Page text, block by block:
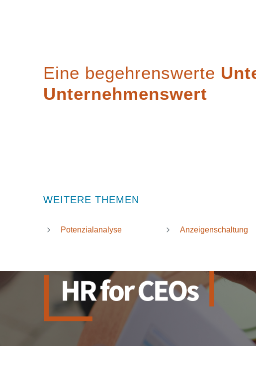
Eine begehrenswerte
Unternehmenswert
WEITERE THEMEN
Potenzialanalyse Anzeigenschaltung